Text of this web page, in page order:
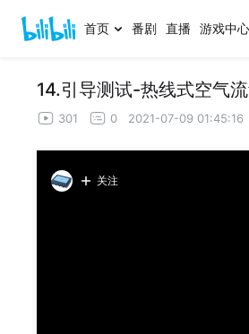
首页 番剧 直播 游戏中心
14.引导测试-热线式空气
301 0 2021-07-09 01:45:16
关注